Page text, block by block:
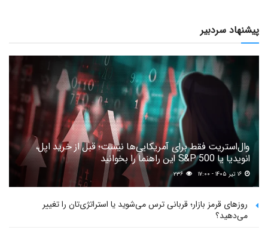
پیشنهاد سردبیر
وال‌استریت فقط برای آمریکایی‌ها نیست؛ قبل از خرید اپل،
انویدیا یا S&P 500 این راهنما را بخوانید
۲۳۶
روزهای قرمز بازار؛ قربانی ترس می‌شوید یا استراتژی‌تان را تغییر
می‌دهید؟